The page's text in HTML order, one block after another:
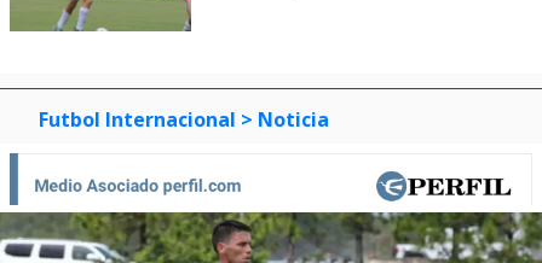
Futbol Internacional > Noticia